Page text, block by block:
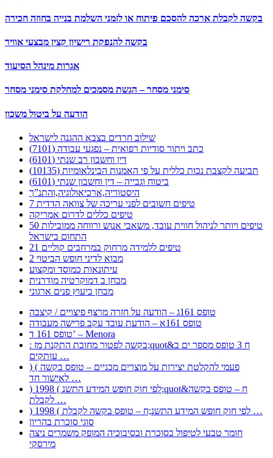
בקשה לקבלת ארכה להסכם פיתוח או לזמני השלמת בנייה בחוזה חכירה
בקשה להנפקת רישיון קצין מבצעי אוויר
אגרות מינהל הסיעוד
סימני מסחר – הגשת מסמכים למחלקת סימני מסחר
הודעה על ביטול משכון
שילוב חרדים בצבא ההגנה לישראל
כתב ויתור סודיות רפואית – נפגעי עבודה (7101)
דין וחשבון רב שנתי (6101)
תביעה לקצבת נכות כללית על פי האמנות הבינלאומיות (10135)
ביטוח וגבייה – דין וחשבון שנתי (6101)
היסטוריה,ארכיאולוגיה,והתנ”ך
7 טיפים חשובים לפני עריכה של צוואה הדדית
טיפים כללים לדרום אמריקה
50 טיפים ויותר לניהול חווית עובד, משאבי אנוש ורווחה ממובילות
התחום בישראל
21 טיפים ללמידה מרחוק במרחבים קוליים
מבוא לדיני חופש הביטוי 2
עיתונאות כמוסד ומקצוע
מבחן ב דמוקרטיה מודרנית
מבחן ביעוץ פנים ארגוני
טופס 161ג – הודעה על חזרה מרצף פיצויים / קיצבה
טופס 161א – הודעת עובד עקב פרישה מעבודה
טופס 161 ד’ – Menora
: בקשה לפטור מחובת התקנת מז;quot&ח 3 טופס מספר ים ב
עותקים …
) ( פעמי להקלטת יצירות על מוצרים מכניים – טופס בקשה
לאישור חד …
) 1998 ( לפי חוק חופש המידע התשנ;quot&ח – טופס בקשה
לקבלת …
) 1998 ( לפי חוק חופש המידע התשנ;ח – טופס בקשה לקבלת …
סוגי סוכרת בהריון
חומר טבעי לטיפול בסוכרת ובסיבוכיה המופק משמרים ניצה
מירסקי